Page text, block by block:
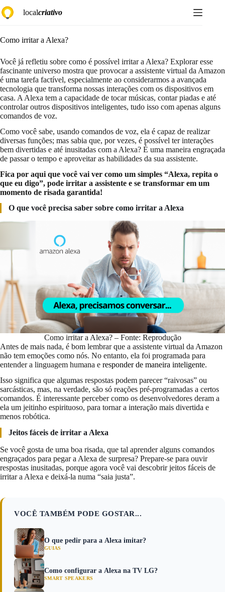
para
localcriativo
Como irritar a Alexa?
Você já refletiu sobre como é possível irritar a Alexa? Explorar esse
fascinante universo mostra que provocar a assistente virtual da Amazon
é uma tarefa factível, especialmente ao considerarmos a avançada
tecnologia que transforma nossas interações com os dispositivos em
casa. A Alexa tem a capacidade de tocar músicas, contar piadas e até
controlar outros dispositivos inteligentes, tudo isso com apenas alguns
comandos de voz.
Como você sabe, usando comandos de voz, ela é capaz de realizar
diversas funções; mas sabia que, por vezes, é possível ter interações
bem divertidas e até inusitadas com a Alexa? É uma maneira engraçada
de passar o tempo e aproveitar as habilidades da sua assistente.
Fica por aqui que você vai ver como um simples “Alexa, repita o
que eu digo”, pode irritar a assistente e se transformar em um
momento de risada garantida!
O que você precisa saber sobre como irritar a Alexa
Como irritar a Alexa? – Fonte: Reprodução
Antes de mais nada, é bom lembrar que a assistente virtual da Amazon
não tem emoções como nós. No entanto, ela foi programada para
entender a linguagem humana e responder de maneira inteligente.
Isso significa que algumas respostas podem parecer “raivosas” ou
sarcásticas, mas, na verdade, são só reações pré-programadas a certos
comandos. É interessante perceber como os desenvolvedores deram a
ela um jeitinho espirituoso, para tornar a interação mais divertida e
menos robótica.
Jeitos fáceis de irritar a Alexa
Se você gosta de uma boa risada, que tal aprender alguns comandos
engraçados para pegar a Alexa de surpresa? Prepare-se para ouvir
respostas inusitadas, porque agora você vai descobrir jeitos fáceis de
irritar a Alexa e deixá-la numa “saia justa”.
VOCÊ TAMBÉM PODE GOSTAR...
O que pedir para a Alexa imitar?
GUIAS
Como configurar a Alexa na TV LG?
SMART SPEAKERS